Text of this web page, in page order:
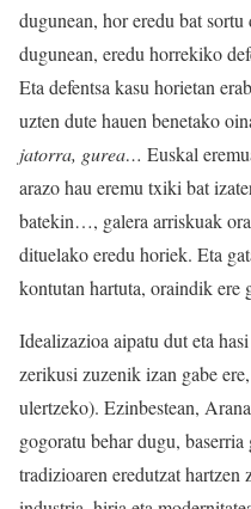
dugunean, horeredu bat sortu
dugunean, eredu horrekiko
Eta defentsa kasu horietan
uzten dute hauen benetako
jatorra, gurea… Euskal
arazo hau eremu txiki bat
batekin…, galera arriskuak
dituelako eredu horiek. Eta
kontutan hartuta, oraindik ere
Idealizazioa aipatu dut eta
zerikusi zuzenik izan gabe
ulertzeko). Ezinbestean,
gogoratu behar dugu,
tradizioaren eredutzat hartzen